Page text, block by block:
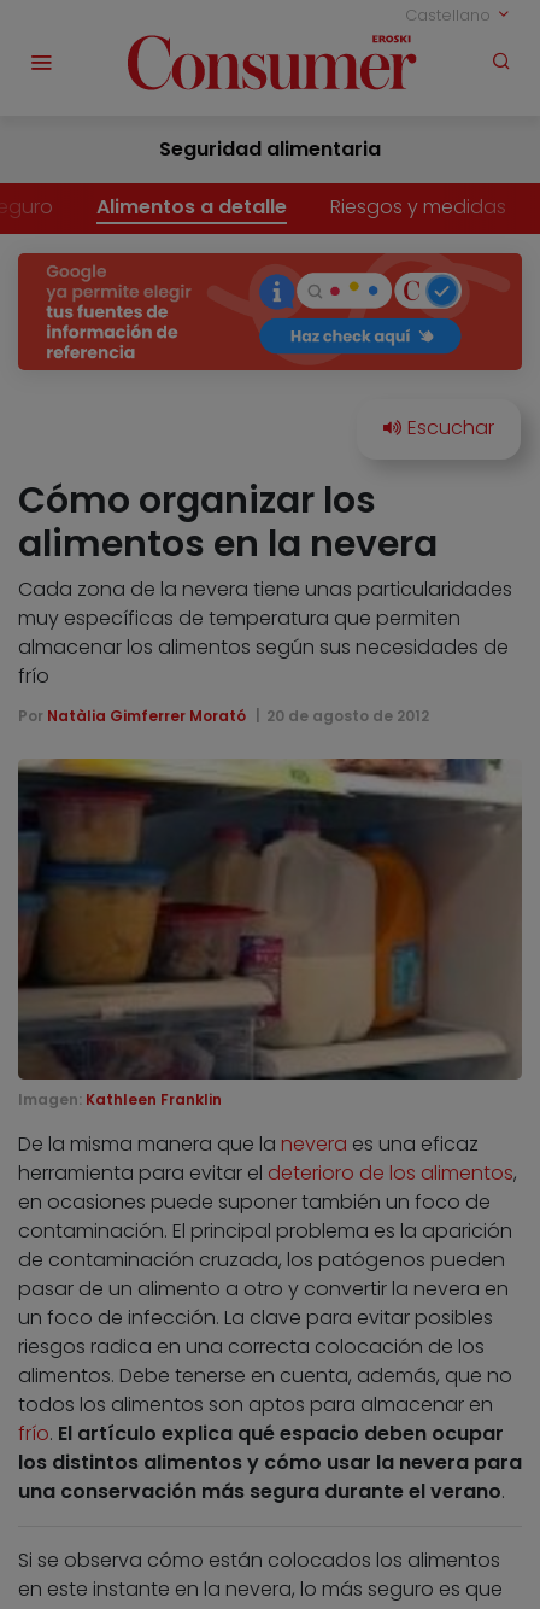
Castellano
Seguridad alimentaria
Alimentos a detalle Riesgos y medidas
Cómo organizar los
alimentos en la nevera
Cada zona de la nevera tiene unas particularidades
muy específicas de temperatura que permiten
almacenar los alimentos según sus necesidades de
frío
Por Natàlia Gimferrer Morató 20 de agosto de 2012
Imagen: Kathleen Franklin
De la misma manera que la nevera es una eficaz
herramienta para evitar el deterioro de los alimentos,
en ocasiones puede suponer también un foco de
contaminación. El principal problema es la aparición
de contaminación cruzada, los patógenos pueden
pasar de un alimento a otro y convertir la nevera en
un foco de infección. La clave para evitar posibles
riesgos radica en una correcta colocación de los
alimentos. Debe tenerse en cuenta, además, que no
todos los alimentos son aptos para almacenar en
frío. El artículo explica qué espacio deben ocupar
los distintos alimentos y cómo usar la nevera para
una conservación más segura durante el verano.
Si se observa cómo están colocados los alimentos
en este instante en la nevera, lo más seguro es que